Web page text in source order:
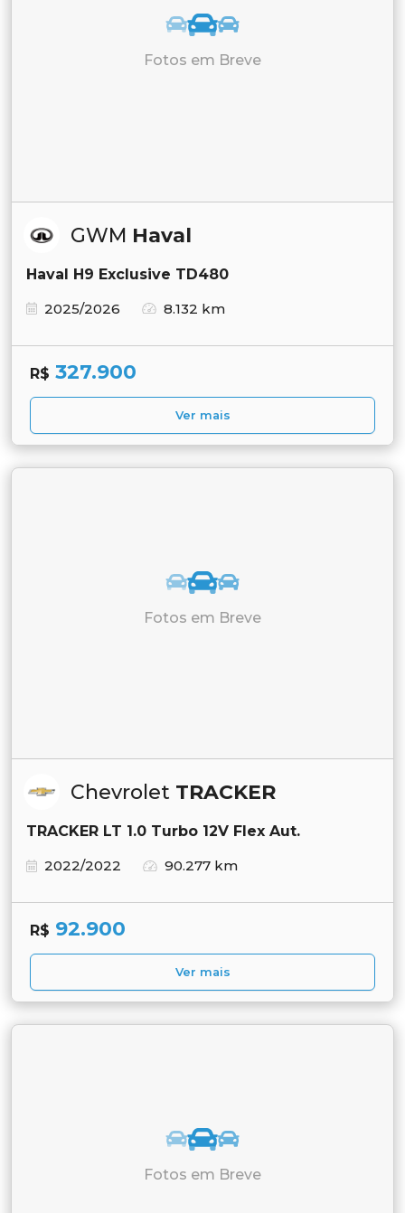
Fotos em Breve
GWM Haval
Haval H9 Exclusive TD480
2025/2026
8.132 km
R$ 327.900
Ver mais
Fotos em Breve
Chevrolet TRACKER
TRACKER LT 1.0 Turbo 12V Flex Aut.
2022/2022
90.277 km
R$ 92.900
Ver mais
Fotos em Breve